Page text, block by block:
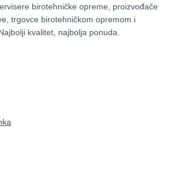
birotehničke opreme, proizvođače
trgovce birotehničkom opremom i
kvalitet, najbolja ponuda.